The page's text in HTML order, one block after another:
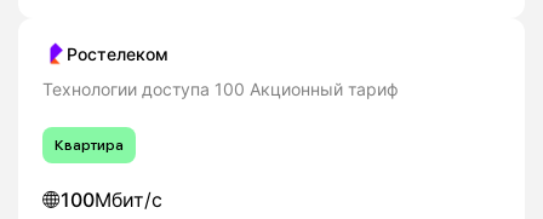
Ростелеком
Технологии доступа 100 Акционный тариф
Квартира
100Мбит/с